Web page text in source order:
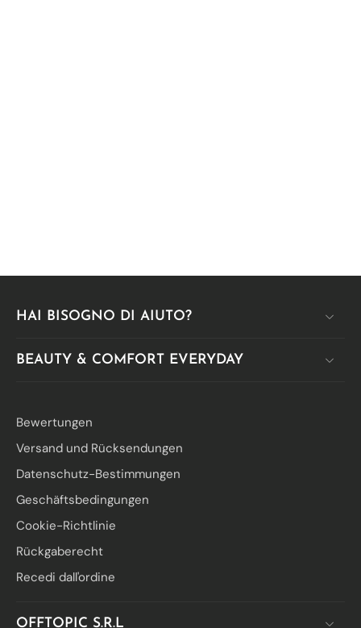
HAI BISOGNO DI AIUTO?
BEAUTY & COMFORT EVERYDAY
Bewertungen
Versand und Rücksendungen
Datenschutz-Bestimmungen
Geschäftsbedingungen
Cookie-Richtlinie
Rückgaberecht
Recedi dall'ordine
OFFTOPIC S.R.L